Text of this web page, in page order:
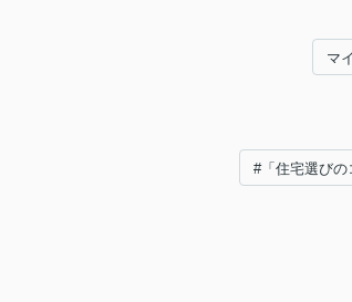
マ
#「住宅選びの